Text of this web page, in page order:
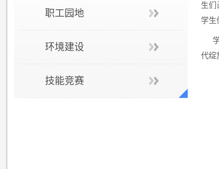
职工园地
环境建设
技能竞赛
生们
学生
代绽